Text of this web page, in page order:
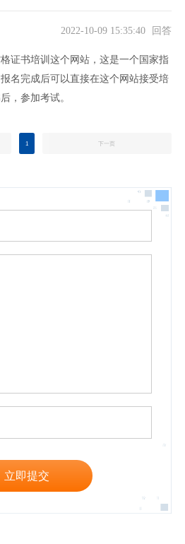
2022-10-09 15:35:40 回答
证书培训这个网站，这是一个国家指
名完成后可以直接在这个网站接受培
，参加考试。
1 下一页
立即提交